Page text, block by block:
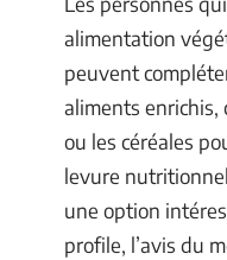
alimentation
peuvent
aliments enrichis,
ou les céréales
levure
une option
profile, l’avis du